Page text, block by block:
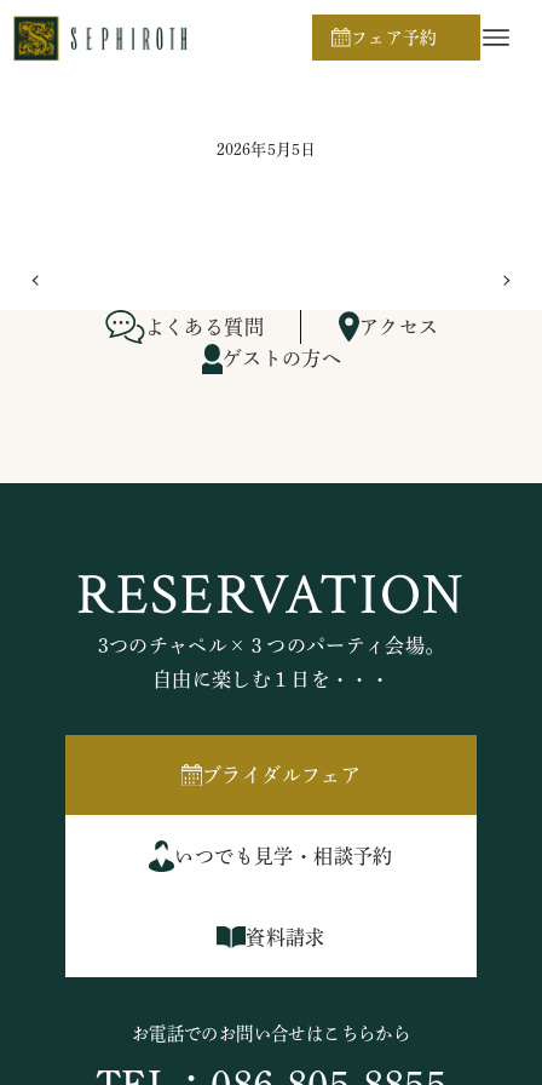
フェア予約
ホーム
2026年5月5日
よくある質問
アクセス
ゲストの方へ
RESERVATION
3つのチャペル×３つのパーティ会場。
自由に楽しむ１日を・・・
ブライダルフェア
いつでも見学・相談予約
資料請求
お電話でのお問い合せはこちらから